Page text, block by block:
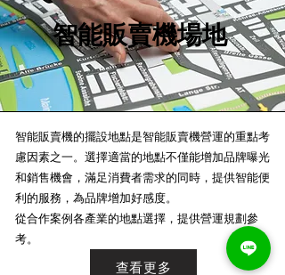
​智能販賣機場地
智能販賣機的擺設地點是智能販賣機營運的重點考
慮因素之一。選擇適當的地點不僅能增加品牌曝光
和銷售機會，滿足消費者需求的同時，提供智能便
利的服務，為品牌增加好感度。
從合作案例各產業的地點選擇，提供營運規劃參
考。
查看更多